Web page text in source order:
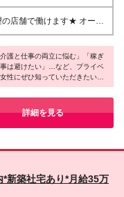
了する店舗もあるため、是
つき2,088円～3,510円 ※
だから稼
能で、実際に指名料3000
未経験の方で指名がなく
るように本部できちんと調
配はありません ★万が
場合は、売上保証もして
の清掃やレジ締めといっ
店舗で働けます★ オープ
て違う店舗で働くことも可
森、山形 【関東】茨城、
奈川、埼玉、千葉、栃木、
福井 【中部】愛知（名古
阜、三重 【関西】大阪
京都、滋賀、和歌山
ことが可能な方を対象と
阪
護と仕事の両立に悩む」「稼ぎ
は避けたい」…など、プライベ
性にぜひ知っていただきたいの
でも一生モノのスキルが身につ
みも勤務時間も自由◎＜自分ら
すめの求人です！
詳細を見る
新築社宅あり*月給35万